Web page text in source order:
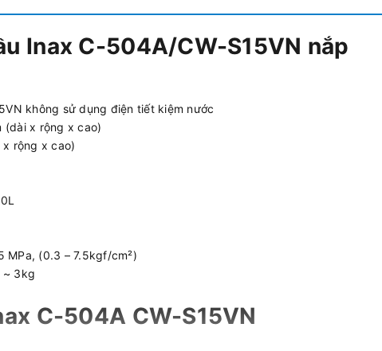
Inax C-504A/CW-S15VN nắp
không sử dụng điện tiết kiệm nước
(dài x rộng x cao)
rộng x cao)
MPa, (0.3 – 7.5kgf/cm²)
~ 3kg
C-504A CW-S15VN